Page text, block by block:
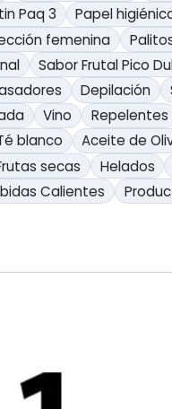
Paq 3 Papel
femenina
Sabor Frutal Pico
Depilación
Vino Repelentes
blanco Aceite de
secas Helados
Calientes